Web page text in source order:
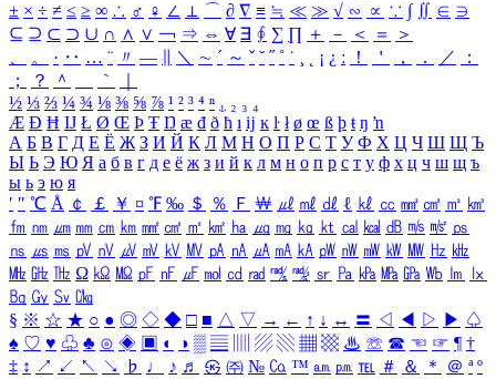
± × ÷ ≠ ≤ ≥ ∞ ∴ ♂ ♀ ∠ ⊥ ⌒ ∂ ∇ ≡ ≒ ≪ ≫ √ ∽ ∝ ∵ ∫ ∬ ∈ ∋
⊆ ⊇ ⊂ ⊃ ∪ ∩ ∧ ∨ ￢ ⇒ ⇔ ∀ ∃ ∮ ∑ ∏ ＋ － ＜ ＝
＞
、
。 · ‥ … ¨ 〃 ― ＼ ∼ ´ ～ ˇ ˘ ˝ ˚ ˙ ¸ ¡ ¿ ː ！ ＇ ， ． ／
：
；
？ ＾ ｀
½ ⅓ ⅔ ¼ ¾ ⅛ ⅜ ⅝ ⅞ ¹ ² ³ ⁴ ⁿ ₁ ₂ ₃ ₄
Æ Ð Ħ Ĳ Ł Ø Œ Þ Ŧ Ŋ æ đ ð ħ ı ĳ ĸ ŀ ł ø œ ß þ ŧ ŋ ŉ
А Б В Г Д Е Ё Ж З И Й К Л М Н О П Р С Т У Ф Х Ц Ч Ш Щ Ъ
Ы Ь Э Ю Я а б в г д е ё ж з и й к л м н о п р с т у ф х ц ч ш щ ъ
ы ь э ю я
′ ″ ℃ Å ￠ ￡ ￥ ¤ ℉ ‰ ＄ ％ Ｆ ￦ ㎕ ㎖ ㎗ ℓ ㎘ ㏄ ㎣ ㎤ ㎥ ㎦
㎙ ㎚ ㎛ ㎜ ㎝ ㎞ ㎟ ㎠ ㎡ ㎢ ㏊ ㎍ ㎎ ㎏ ㏏ ㎈ ㎉ ㏈ ㎧ ㎨ ㎰
㎱ ㎲ ㎳ ㎴ ㎵ ㎶ ㎷ ㎸ ㎹ ㎀ ㎁ ㎂ ㎃ ㎄ ㎺ ㎻ ㎽ ㎾ ㎿ ㎐ ㎑
㎒ ㎓ ㎔ Ω ㏀ ㏁ ㎊ ㎋ ㎌ ㏖ ㏅ ㎭ ㎮ ㎯ ㏛ ㎩ ㎪ ㎫ ㎬ ㏝ ㏐
㏓
㏃ ㏉ ㏜ ㏆
§ ※ ☆ ★ ○ ● ◎ ◇ ◆ □ ■ △ ▽ → ← ↑ ↓ ↔ 〓 ◁ ◀ ▷ ▶ ♤
♠ ♡ ♥ ♧ ♣ ⊙ ◈ ▣ ◐ ◑ ▒ ▤ ▨ ▧ ▦ ▩ ♨ ☏ ☎ ☜ ☞ ¶ †
‡ ↕ ↗ ↙ ↖ ↘ ♭ ♩ ♪ ♬ ㉿ ㈜ № ㏇ ™ ㏂ ㏘ ℡ ＃ ＆ ＊ ＠ ª º